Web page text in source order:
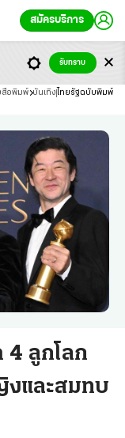
สมัครบริการ
สือพิมพ์ บันเทิง ไทยรัฐฉบับพิมพ์
4 ลูกโลก
และสมทบ
รับทราบ